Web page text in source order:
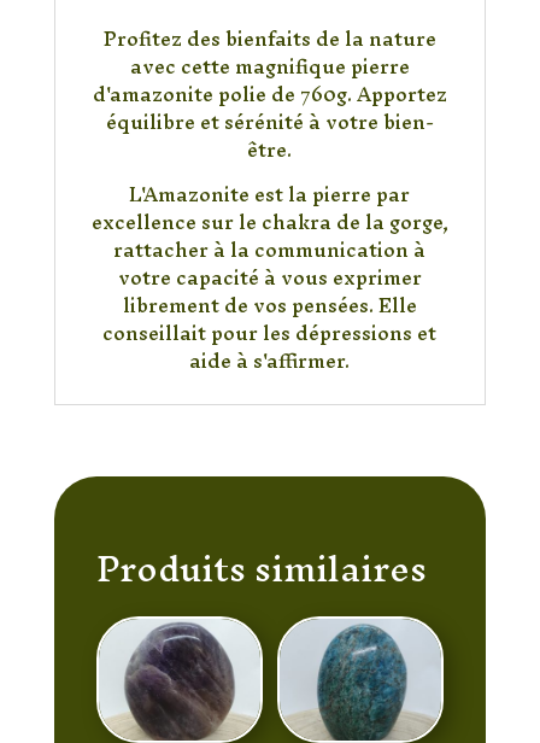
Profitez des bienfaits de la nature
avec cette magnifique pierre
d'amazonite polie de 760g. Apportez
équilibre et sérénité à votre bien-
être.
L'Amazonite est la pierre par
excellence sur le chakra de la gorge,
rattacher à la communication à
votre capacité à vous exprimer
librement de vos pensées. Elle
conseillait pour les dépressions et
aide à s'affirmer.
Produits similaires